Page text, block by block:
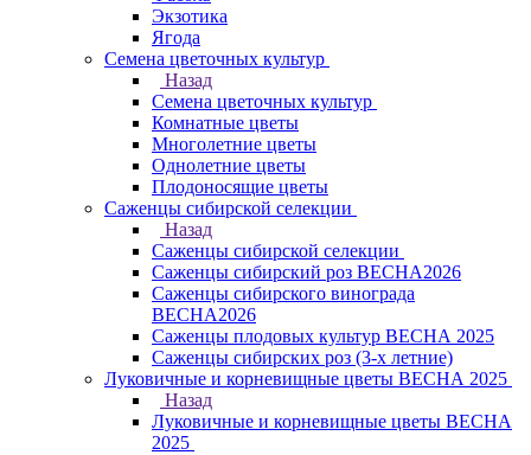
Экзотика
Ягода
Семена цветочных культур
Назад
Семена цветочных культур
Комнатные цветы
Многолетние цветы
Однолетние цветы
Плодоносящие цветы
Саженцы сибирской селекции
Назад
Саженцы сибирской селекции
Саженцы сибирский роз ВЕСНА2026
Саженцы сибирского винограда
ВЕСНА2026
Саженцы плодовых культур ВЕСНА 2025
Саженцы сибирских роз (3-х летние)
Луковичные и корневищные цветы ВЕСНА 2025
Назад
Луковичные и корневищные цветы ВЕСНА
2025